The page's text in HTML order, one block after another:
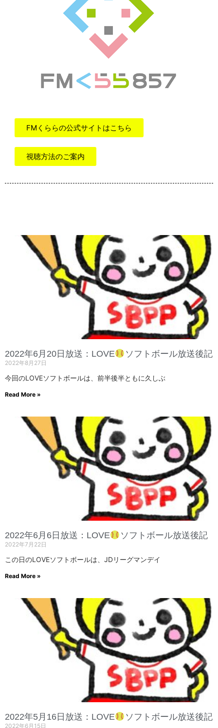
FMくららの公式サイトはこちら
視聴方法のご案内
2022年6月20日放送：LOVE ソフトボール放送後記
2022年8月27日
今回のLOVEソフトボールは、前半後半ともに久しぶ
Read More »
2022年6月6日放送：LOVE ソフトボール放送後記
2022年7月22日
この日のLOVEソフトボールは、JDリーグマンデイ
Read More »
2022年5月16日放送：LOVE ソフトボール放送後記
2022年6月15日